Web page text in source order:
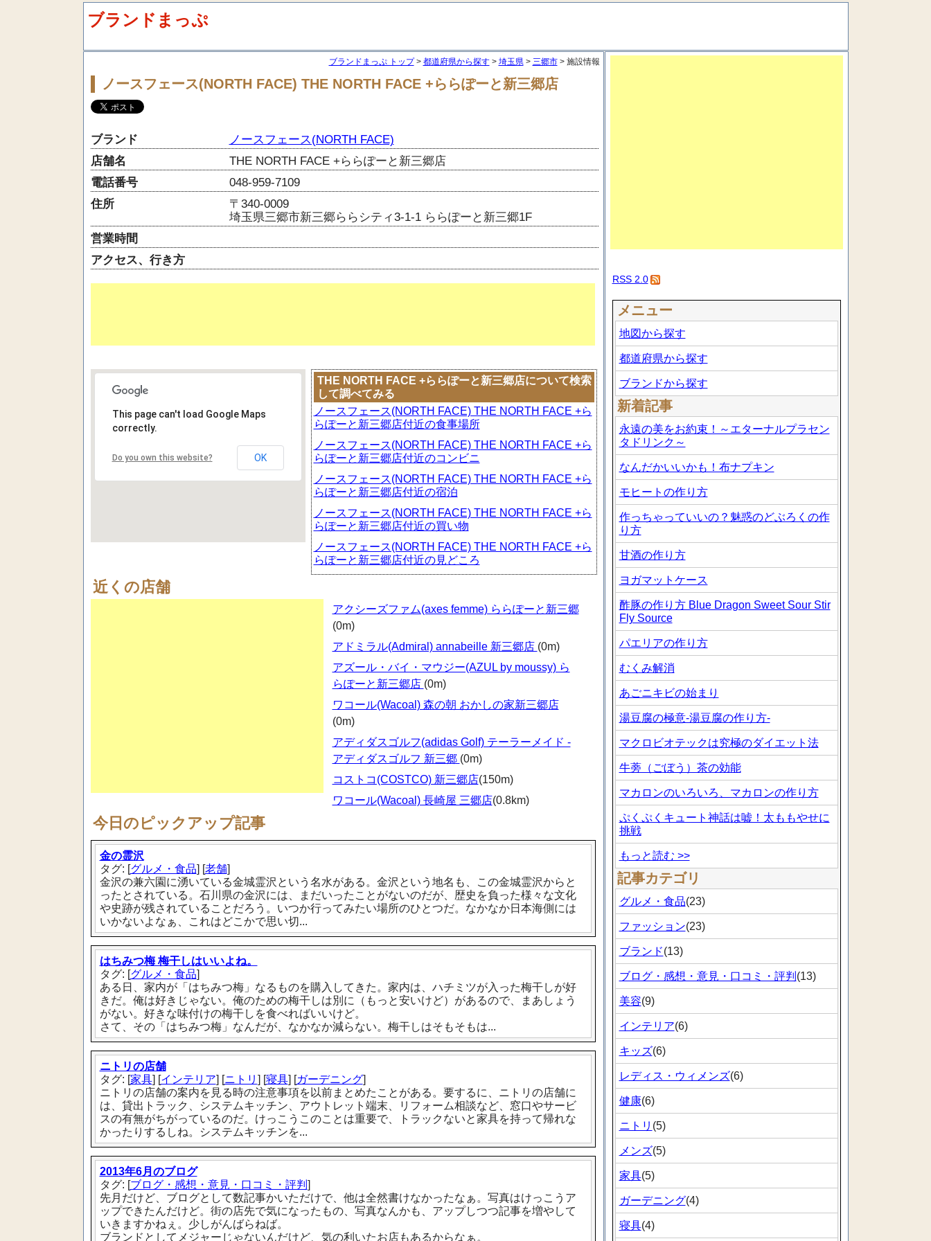
ブランドまっぷ
ブランドまっぷ トップ> 都道府県から探す> 埼玉県> 三郷市> 施設情報
ノースフェース(NORTH FACE) THE NORTH FACE +ららぽーと新三郷店
ブランド
ノースフェース(NORTH FACE)
店舗名
THE NORTH FACE +ららぽーと新三郷店
電話番号
048-959-7109
住所
〒340-0009
埼玉県三郷市新三郷ららシティ3-1-1 ららぽーと新三郷1F
営業時間
アクセス、行き方
This page can't load Google Maps
correctly.
Do you own this website? OK
THE NORTH FACE +ららぽーと新三郷店について検索
して調べてみる
ノースフェース(NORTH FACE) THE NORTH FACE +ら
らぽーと新三郷店付近の食事場所
ノースフェース(NORTH FACE) THE NORTH FACE +ら
らぽーと新三郷店付近のコンビニ
ノースフェース(NORTH FACE) THE NORTH FACE +ら
らぽーと新三郷店付近の宿泊
ノースフェース(NORTH FACE) THE NORTH FACE +ら
らぽーと新三郷店付近の買い物
ノースフェース(NORTH FACE) THE NORTH FACE +ら
らぽーと新三郷店付近の見どころ
近くの店舗
アクシーズファム(axes femme) ららぽーと新三郷
(0m)
アドミラル(Admiral) annabeille 新三郷店 (0m)
アズール・バイ・マウジー(AZUL by moussy) ら
らぽーと新三郷店 (0m)
ワコール(Wacoal) 森の朝 おかしの家新三郷店
(0m)
アディダスゴルフ(adidas Golf) テーラーメイド -
アディダスゴルフ 新三郷 (0m)
コストコ(COSTCO) 新三郷店(150m)
ワコール(Wacoal) 長崎屋 三郷店(0.8km)
今日のピックアップ記事
金の霊沢
タグ: [グルメ・食品] [老舗]
金沢の兼六園に湧いている金城霊沢という名水がある。金沢という地名も、この金城霊沢からと
ったとされている。石川県の金沢には、まだいったことがないのだが、歴史を負った様々な文化
や史跡が残されていることだろう。いつか行ってみたい場所のひとつだ。なかなか日本海側には
いかないよなぁ、これはどこかで思い切...
はちみつ梅 梅干しはいいよね。
タグ: [グルメ・食品]
ある日、家内が「はちみつ梅」なるものを購入してきた。家内は、ハチミツが入った梅干しが好
きだ。俺は好きじゃない。俺のための梅干しは別に（もっと安いけど）があるので、まあしょう
がない。好きな味付けの梅干しを食べればいいけど。
さて、その「はちみつ梅」なんだが、なかなか減らない。梅干しはそもそもは...
ニトリの店舗
タグ: [家具] [インテリア] [ニトリ ] [寝具] [ガーデニング]
ニトリの店舗の案内を見る時の注意事項を以前まとめたことがある。要するに、ニトリの店舗に
は、貸出トラック、システムキッチン、アウトレット端末、リフォーム相談など、窓口やサービ
スの有無がちがっているのだ。けっこうこのことは重要で、トラックないと家具を持って帰れな
かったりするしね。システムキッチンを...
2013年6月のブログ
タグ: [ブログ・感想・意見・口コミ・評判 ]
先月だけど、ブログとして数記事かいただけで、他は全然書けなかったなぁ。写真はけっこうア
ップできたんだけど。街の店先で気になったもの、写真なんかも、アップしつつ記事を増やして
いきますかねぇ。少しがんばらねば。
ブランドとしてメジャーじゃないんだけど、気の利いたお店もあるからなぁ。
RSS 2.0
メニュー
地図から探す
都道府県から探す
ブランドから探す
新着記事
永遠の美をお約束！～エターナルプラセン
タドリンク～
なんだかいいかも！布ナプキン
モヒートの作り方
作っちゃっていいの？魅惑のどぶろくの作
り方
甘酒の作り方
ヨガマットケース
酢豚の作り方 Blue Dragon Sweet Sour Stir
Fly Source
パエリアの作り方
むくみ解消
あごニキビの始まり
湯豆腐の極意-湯豆腐の作り方-
マクロビオテックは究極のダイエット法
牛蒡（ごぼう）茶の効能
マカロンのいろいろ、マカロンの作り方
ぷくぷくキュート神話は嘘！太ももやせに
挑戦
もっと読む >>
記事カテゴリ
グルメ・食品(23)
ファッション(23)
ブランド(13)
ブログ・感想・意見・口コミ・評判 (13)
美容(9)
インテリア(6)
キッズ(6)
レディス・ウィメンズ(6)
健康(6)
ニトリ (5)
メンズ(5)
家具(5)
ガーデニング(4)
寝具(4)